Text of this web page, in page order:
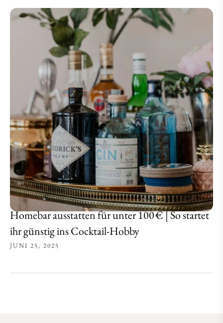
Homebar ausstatten für unter 100 € | So startet
ihr günstig ins Cocktail-Hobby
JUNI 25, 2025